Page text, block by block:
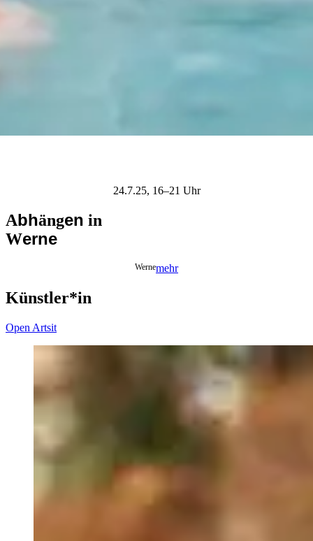
24.7.25, 16–21 Uhr
Abhängen in
Werne
Wernemehr
Künstler*in
Open Artsit